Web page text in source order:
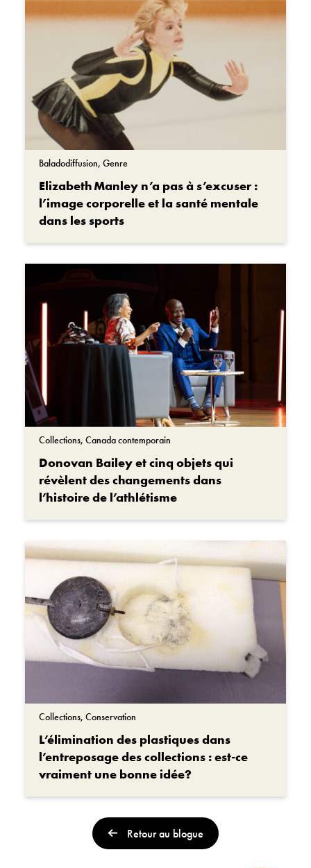
Baladodiffusion, Genre
Elizabeth Manley n’a pas à s’excuser :
l’image corporelle et la santé mentale
dans les sports
Collections, Canada contemporain
Donovan Bailey et cinq objets qui
révèlent des changements dans
l’histoire de l’athlétisme
Collections, Conservation
L’élimination des plastiques dans
l’entreposage des collections : est-ce
vraiment une bonne idée?
Retour au blogue